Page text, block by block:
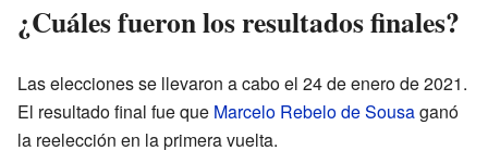
¿Cuáles fueron los resultados finales?
Las elecciones se llevaron a cabo el 24 de enero de 2021.
El resultado final fue que Marcelo Rebelo de Sousaganó
la reelección en la primera vuelta.